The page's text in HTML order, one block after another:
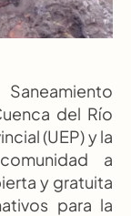
del Río
(UEP) y la
a
y gratuita
para la